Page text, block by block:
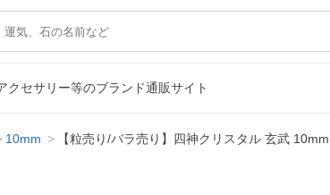
セサリー等のブランド通販サイト
10mm 【粒売り/バラ売り】四神クリスタル 玄武 10mm